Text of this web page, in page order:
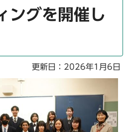
ングを開催し
更新日：2026年1月6日